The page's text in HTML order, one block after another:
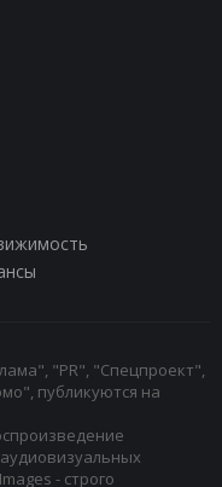
"PR", "Спецпроект",
публикуются на
- строго